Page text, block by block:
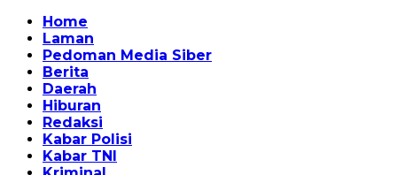
Home
Laman
Pedoman Media Siber
Berita
Daerah
Hiburan
Redaksi
Kabar Polisi
Kabar TNI